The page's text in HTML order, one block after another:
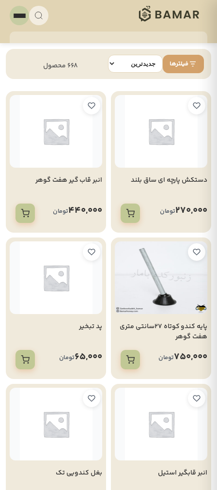
فیلترها 668 محصول
دستکش پارچه ای ساق بلند
270,000تومان
انبر قاب گیر هفت گوهر
440,000تومان
پایه کندو کوتاه 27سانتی متری
هفت گوهر
750,000تومان
پد تبخیر
65,000تومان
انبر قابگیر استیل بغل کندویی تک